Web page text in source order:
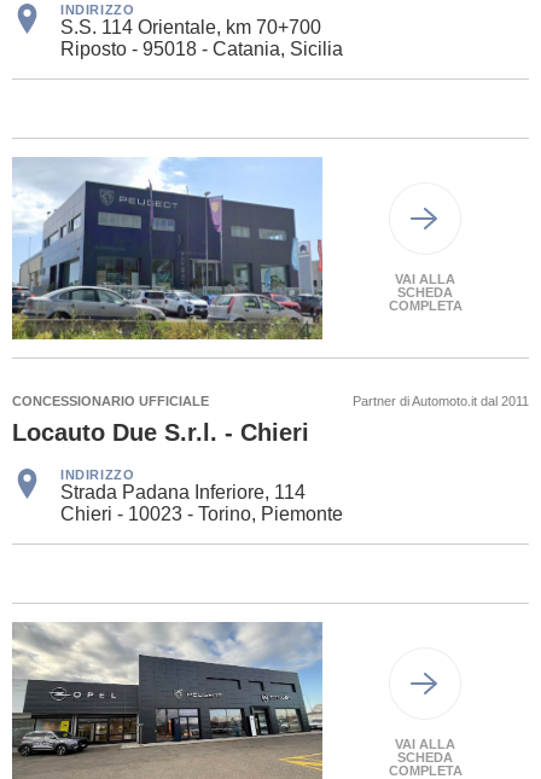
INDIRIZZO
S.S. 114 Orientale, km 70+700
Riposto - 95018 - Catania, Sicilia
VAI ALLA
SCHEDA
COMPLETA
CONCESSIONARIO UFFICIALE Partner di Automoto.it dal 2011
Locauto Due S.r.l. - Chieri
INDIRIZZO
Strada Padana Inferiore, 114
Chieri - 10023 - Torino, Piemonte
VAI ALLA
SCHEDA
COMPLETA